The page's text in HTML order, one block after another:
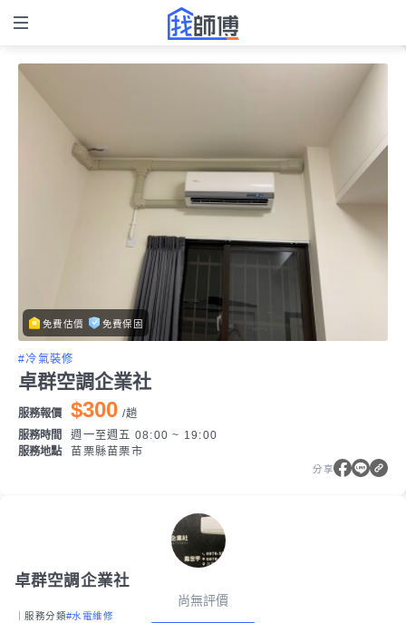
免費估價 免費保固
#冷氣裝修
卓群空調企業社
服務報價 $300 /趟
服務時間
週一至週五 08:00 ~ 19:00
服務地點
苗栗縣苗栗市
分享
卓群空調企業社
尚無評價
｜服務分類#水電維修